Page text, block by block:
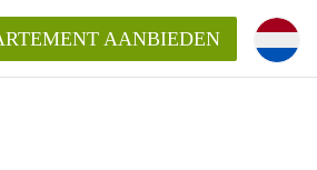
AANBIEDEN